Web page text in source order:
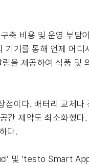
축 비용 및 운영 부담
기를 통해 언제 어디
을 제공하여 식품 및
이다. 배터리 교체나
간 제약도 최소화했
다.
및 ‘testo Smart